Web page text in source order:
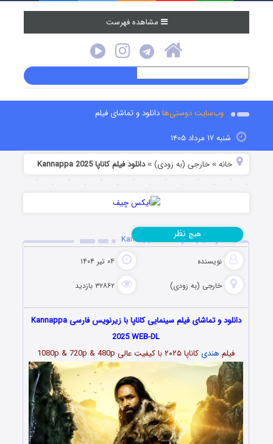
مشاهده فهرست
وب‌سایت دوستی‌هادانلود و تماشای فیلم
شنبه ۱۷ مرداد ۱۴۰۵
خانه »خارجی (به زودی) »دانلود فیلم کاناپا Kannappa 2025
دانلود فیلم کاناپا Kannappa 2025
نویسنده ۰۴ تیر ۱۴۰۴
خارجی (به زودی) ۳۲۸۶۲ بازدید
هیچ نظر
دانلود و تماشای فیلم سینمایی کاناپا با زیرنویس فارسی Kannappa
2025 WEB-DL
فیلم هندی کاناپا ۲۰۲۵ با کیفیت عالی 1080p & 720p & 480p